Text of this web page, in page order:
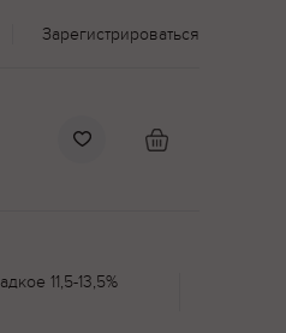
Зарегистрироваться
11,5-13,5%